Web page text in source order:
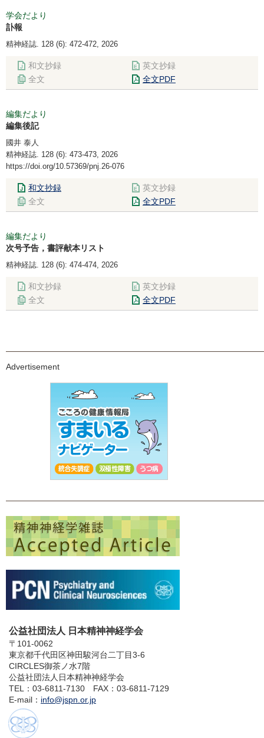
学会だより
訃報
精神経誌. 128 (6): 472-472, 2026
和文抄録
英文抄録
全文
全文PDF
編集だより
編集後記
國井 泰人
精神経誌. 128 (6): 473-473, 2026
https://doi.org/10.57369/pnj.26-076
和文抄録
英文抄録
全文
全文PDF
編集だより
次号予告，書評献本リスト
精神経誌. 128 (6): 474-474, 2026
和文抄録
英文抄録
全文
全文PDF
Advertisement
公益社団法人 日本精神神経学会
〒101-0062
東京都千代田区神田駿河台二丁目3-6
CIRCLES御茶ノ水7階
公益社団法人日本精神神経学会
TEL：03-6811-7130 FAX：03-6811-7129
E-mail： info@jspn.or.jp